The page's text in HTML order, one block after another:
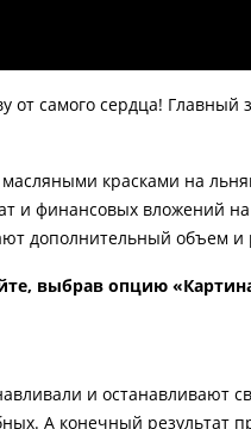
от самого сердца!
красками на
и финансовых вложений на
дополнительный объем и
выбрав опцию
и останавливают
А конечный результат